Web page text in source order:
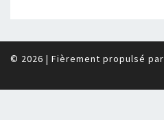
© 2026 | Fièrement propulsé par